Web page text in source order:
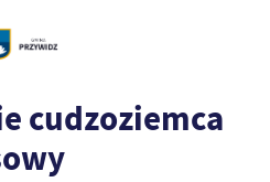
cudzoziemca